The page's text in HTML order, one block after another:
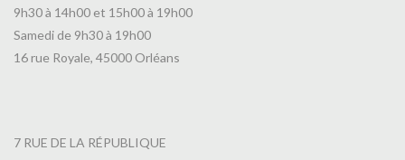
9h30 à 14h00 et 15h00 à 19h00
Samedi de 9h30 à 19h00
16 rue Royale, 45000 Orléans
7 RUE DE LA RÉPUBLIQUE